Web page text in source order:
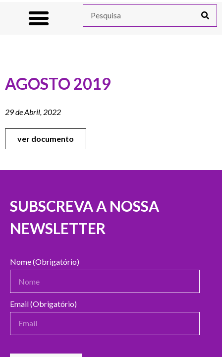
AGOSTO 2019
29 de Abril, 2022
ver documento
SUBSCREVA A NOSSA
NEWSLETTER
Nome (Obrigatório)
Email (Obrigatório)